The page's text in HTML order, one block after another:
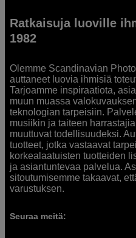
Ratkaisuja luoville
1982
Olemme Scandinavian
auttaneet luovia ihmisiä
Tarjoamme inspiraatiota,
muun muassa
teknologian tarpeisiin.
musiikin ja taiteen
muuttuvat todellisuudeksi.
tuotteet, jotka vastaavat
korkealaatuisten tuotteiden
ja asiantuntevaa palvelua.
sitoutumisemme takaavat,
varustuksen.
Seuraa meitä: